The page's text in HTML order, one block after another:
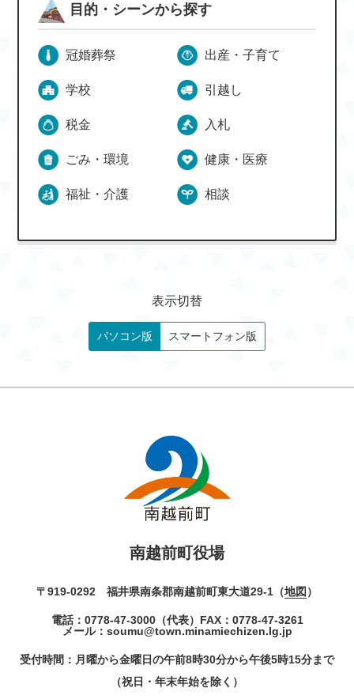
目的・シーンから探す
冠婚葬祭 出産・子育て
学校 引越し
税金 入札
ごみ・環境 健康・医療
福祉・介護 相談
表示切替
パソコン版 スマートフォン版
南越前町役場
〒919-0292 福井県南条郡南越前町東大道29-1（地図 ）
電話： 0778-47-3000（代表） FAX：0778-47-3261
メール： soumu@town.minamiechizen.lg.jp
受付時間：月曜から金曜日の午前8時30分から午後5時15分まで
（祝日・年末年始を除く）